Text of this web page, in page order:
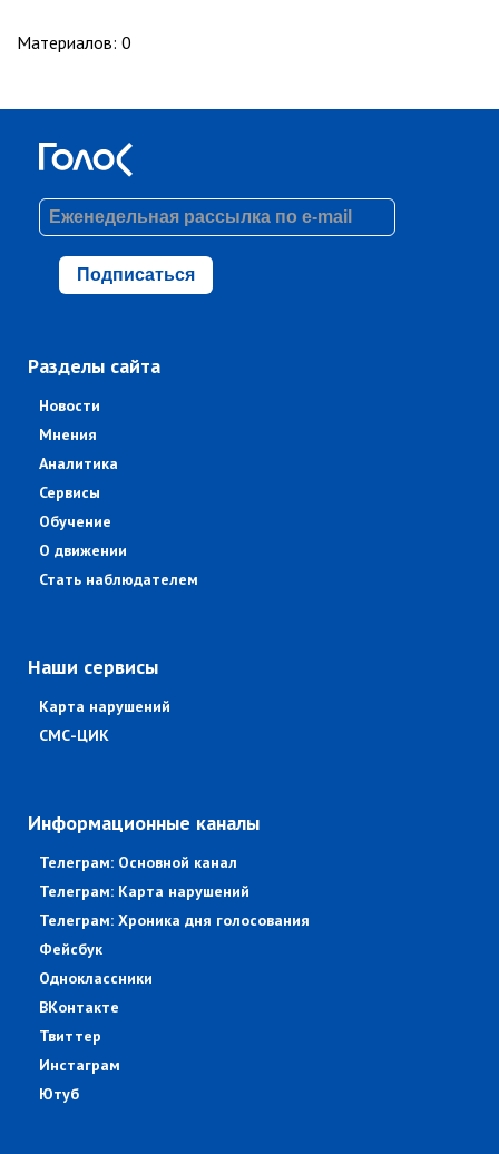
Материалов: 0
Подписаться
Разделы сайта
Новости
Мнения
Аналитика
Сервисы
Обучение
О движении
Стать наблюдателем
Наши сервисы
Карта нарушений
СМС-ЦИК
Информационные каналы
Телеграм: Основной канал
Телеграм: Карта нарушений
Телеграм: Хроника дня голосования
Фейсбук
Одноклассники
ВКонтакте
Твиттер
Инстаграм
Ютуб